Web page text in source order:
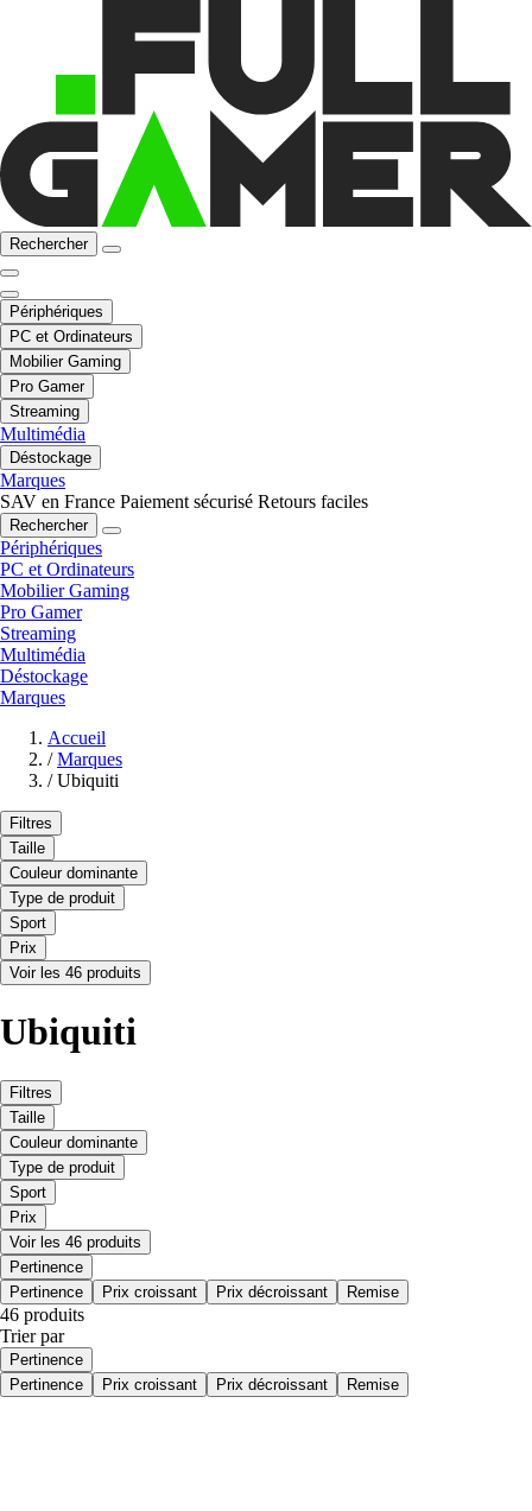
Rechercher
Périphériques
PC et Ordinateurs
Mobilier Gaming
Pro Gamer
Streaming
Multimédia
Déstockage
Marques
SAV en France Paiement sécurisé Retours faciles
Rechercher
Périphériques
PC et Ordinateurs
Mobilier Gaming
Pro Gamer
Streaming
Multimédia
Déstockage
Marques
Accueil
/ Marques
/ Ubiquiti
Filtres
Taille
Couleur dominante
Type de produit
Sport
Prix
Voir les 46 produits
Ubiquiti
Filtres
Taille
Couleur dominante
Type de produit
Sport
Prix
Voir les 46 produits
Pertinence
Pertinence
Prix croissant Prix décroissant Remise
46 produits
Trier par
Pertinence
Pertinence
Prix croissant Prix décroissant Remise